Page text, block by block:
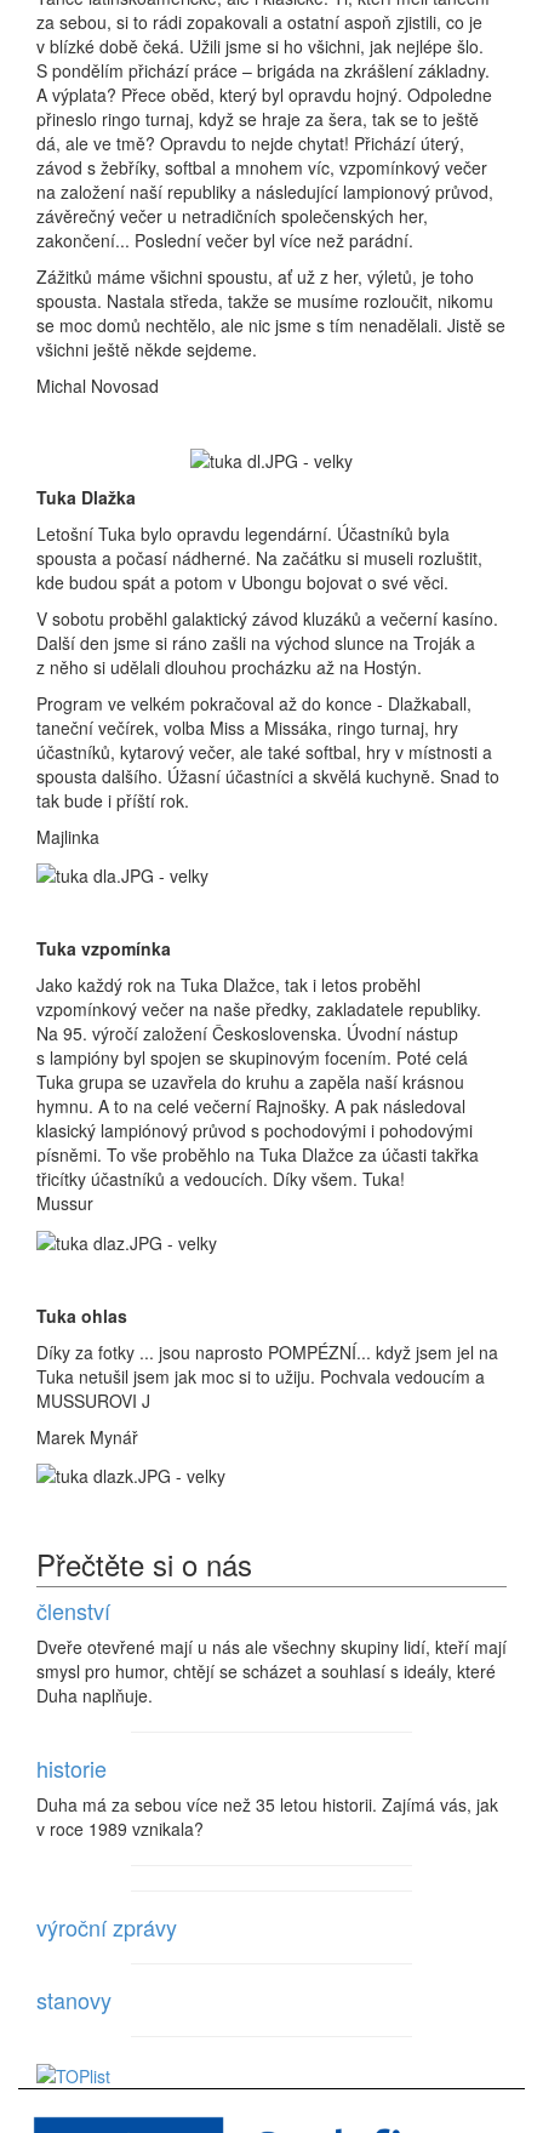
za sebou, si to rádi zopakovali a ostatní aspoň zjistili, co je
v blízké době čeká. Užili jsme si ho všichni, jak nejlépe šlo.
S pondělím přichází práce – brigáda na zkrášlení základny.
A výplata? Přece oběd, který byl opravdu hojný. Odpoledne
přineslo ringo turnaj, když se hraje za šera, tak se to ještě
dá, ale ve tmě? Opravdu to nejde chytat! Přichází úterý,
závod s žebříky, softbal a mnohem víc, vzpomínkový večer
na založení naší republiky a následující lampionový průvod,
závěrečný večer u netradičních společenských her,
zakončení... Poslední večer byl více než parádní.
Zážitků máme všichni spoustu, ať už z her, výletů, je toho
spousta. Nastala středa, takže se musíme rozloučit, nikomu
se moc domů nechtělo, ale nic jsme s tím nenadělali. Jistě se
všichni ještě někde sejdeme.
Michal Novosad
Tuka Dlažka
Letošní Tuka bylo opravdu legendární. Účastníků byla
spousta a počasí nádherné. Na začátku si museli rozluštit,
kde budou spát a potom v Ubongu bojovat o své věci.
V sobotu proběhl galaktický závod kluzáků a večerní kasíno.
Další den jsme si ráno zašli na východ slunce na Troják a
z něho si udělali dlouhou procházku až na Hostýn.
Program ve velkém pokračoval až do konce - Dlažkaball,
taneční večírek, volba Miss a Missáka, ringo turnaj, hry
účastníků, kytarový večer, ale také softbal, hry v místnosti a
spousta dalšího. Úžasní účastníci a skvělá kuchyně. Snad to
tak bude i příští rok.
Majlinka
Tuka vzpomínka
Jako každý rok na Tuka Dlažce, tak i letos proběhl
vzpomínkový večer na naše předky, zakladatele republiky.
Na 95. výročí založení Československa. Úvodní nástup
s lampióny byl spojen se skupinovým focením. Poté celá
Tuka grupa se uzavřela do kruhu a zapěla naší krásnou
hymnu. A to na celé večerní Rajnošky. A pak následoval
klasický lampiónový průvod s pochodovými i pohodovými
písněmi. To vše proběhlo na Tuka Dlažce za účasti takřka
třicítky účastníků a vedoucích. Díky všem. Tuka!
Mussur
Tuka ohlas
Díky za fotky ... jsou naprosto POMPÉZNÍ... když jsem jel na
Tuka netušil jsem jak moc si to užiju. Pochvala vedoucím a
MUSSUROVI J
Marek Mynář
Přečtěte si o nás
členství
Dveře otevřené mají u nás ale všechny skupiny lidí, kteří mají
smysl pro humor, chtějí se scházet a souhlasí s ideály, které
Duha naplňuje.
historie
Duha má za sebou více než 35 letou historii. Zajímá vás, jak
v roce 1989 vznikala?
výroční zprávy
stanovy